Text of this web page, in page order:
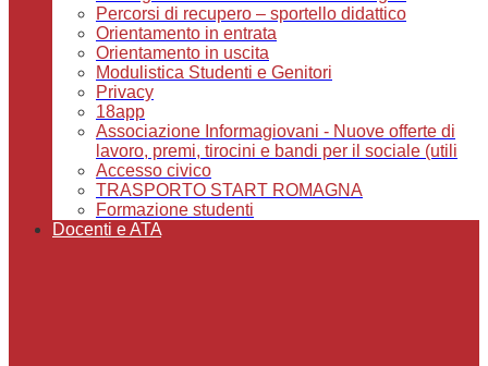
Percorsi di recupero – sportello didattico
Orientamento in entrata
Orientamento in uscita
Modulistica Studenti e Genitori
Privacy
18app
Associazione Informagiovani - Nuove offerte di
lavoro, premi, tirocini e bandi per il sociale (utili
Accesso civico
TRASPORTO START ROMAGNA
Formazione studenti
Docenti e ATA